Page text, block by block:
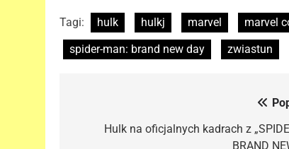
Tagi: hulk hulkj marvel marvel
spider-man: brand new day
zwiastun
wpisuHulk na oficjalnych kadrach z
BRAND